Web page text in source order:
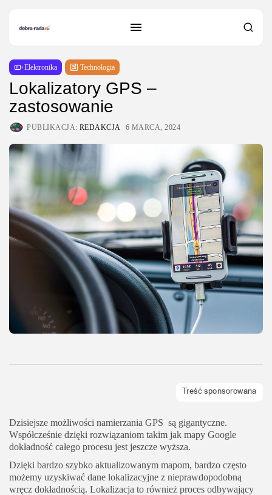
Elektronika Technologia
Lokalizatory GPS –
zastosowanie
PUBLIKACJA: REDAKCJA 6 MARCA, 2024
Dzisiejsze możliwości namierzania GPS są gigantyczne.
Współcześnie dzięki rozwiązaniom takim jak mapy Google
dokładność całego procesu jest jeszcze wyższa.
Dzięki bardzo szybko aktualizowanym mapom, bardzo często
możemy uzyskiwać dane lokalizacyjne z nieprawdopodobną
wręcz dokładnością. Lokalizacja to również proces odbywający